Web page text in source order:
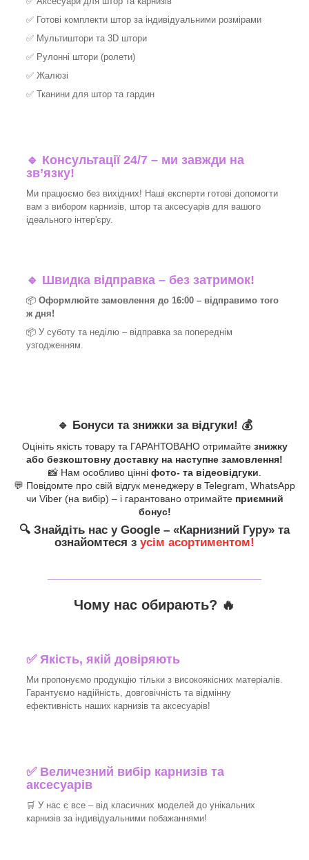
✅ Готові комплекти штор за індивідуальними розмірами
✅ Мультиштори та 3D штори
✅ Рулонні штори (ролети)
✅ Жалюзі
✅ Тканини для штор та гардин
🔹 Консультації 24/7 – ми завжди на
зв’язку!
Ми працюємо без вихідних! Наші експерти готові допомогти
вам з вибором карнизів, штор та аксесуарів для вашого
ідеального інтер'єру.​
🔹 Швидка відправка – без затримок!
📦 Оформлюйте замовлення до 16:00 – відправимо того
ж дня!
📦 У суботу та неділю – відправка за попереднім
узгодженням.
🔹 Бонуси та знижки за відгуки! 💰
Оцініть якість товару та ГАРАНТОВАНО отримайте знижку
або безкоштовну доставку на наступне замовлення!
📸 Нам особливо цінні фото- та відеовідгуки
💬 Повідомте про свій відгук менеджеру в Telegram, WhatsApp
чи Viber (на вибір) – і гарантовано отримайте приємний
бонус!
🔍 Знайдіть нас у Google – «Карнизний Гуру» та
ознайомтеся з усім асортиментом!
Чому нас обирають? 🔥
✅Якість, якій довіряють
Ми пропонуємо продукцію тільки з високоякісних матеріалів.
Гарантуємо надійність, довговічність та відмінну
ефективність наших карнизів та аксесуарів!​
✅ Величезний вибір карнизів та
аксесуарів
🛒 У нас є все – від класичних моделей до унікальних
карнизів за індивідуальними побажаннями!​